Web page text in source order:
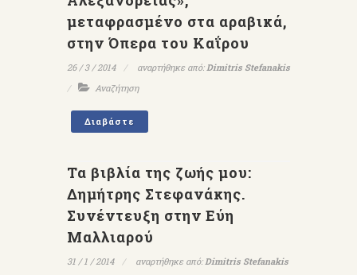
μεταφρασμένο στα αραβικά,
στην Όπερα του Καΐρου
26 / 3 / 2014 αναρτήθηκε από:Dimitris Stefanakis
Αναζήτηση
Διαβάστε
Τα βιβλία της ζωής μου:
Δημήτρης Στεφανάκης.
Συνέντευξη στην Εύη
Μαλλιαρού
31 / 1 / 2014 αναρτήθηκε από:Dimitris Stefanakis